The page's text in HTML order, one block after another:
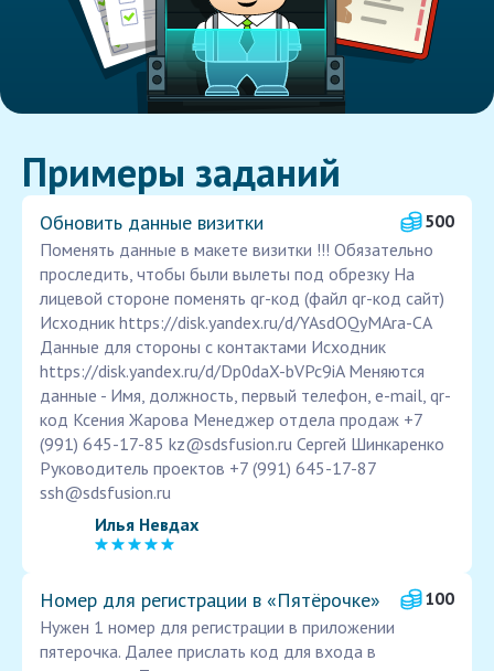
Примеры заданий
Обновить данные визитки
500
Поменять данные в макете визитки !!! Обязательно
проследить, чтобы были вылеты под обрезку На
лицевой стороне поменять qr-код (файл qr-код сайт)
Исходник https://disk.yandex.ru/d/YAsdOQyMAra-CA
Данные для стороны с контактами Исходник
https://disk.yandex.ru/d/Dp0daX-bVPc9iA Меняются
данные - Имя, должность, первый телефон, e-mail, qr-
код Ксения Жарова Менеджер отдела продаж +7
(991) 645-17-85 kz@sdsfusion.ru Сергей Шинкаренко
Руководитель проектов +7 (991) 645-17-87
ssh@sdsfusion.ru
Илья Невдах
Номер для регистрации в «Пятёрочке»
100
Нужен 1 номер для регистрации в приложении
пятерочка. Далее прислать код для входа в